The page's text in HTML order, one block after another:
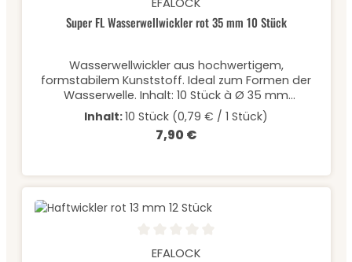
Super FL Wasserwellwickler rot 35 mm 10 Stück
Wasserwellwickler aus hochwertigem,
formstabilem Kunststoff. Ideal zum Formen der
Wasserwelle. Inhalt: 10 Stück à Ø 35 mm
*Lieferung beinhaltet keine Haltenadeln
Inhalt:10 Stück (0,79 € / 1 Stück)
Regulärer Preis:
7,90 €
Durchschnittliche Bewertung von 0 von 5 Sternen
EFALOCK